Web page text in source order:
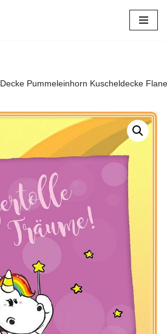
Decke Pummeleinhorn Kuscheldecke